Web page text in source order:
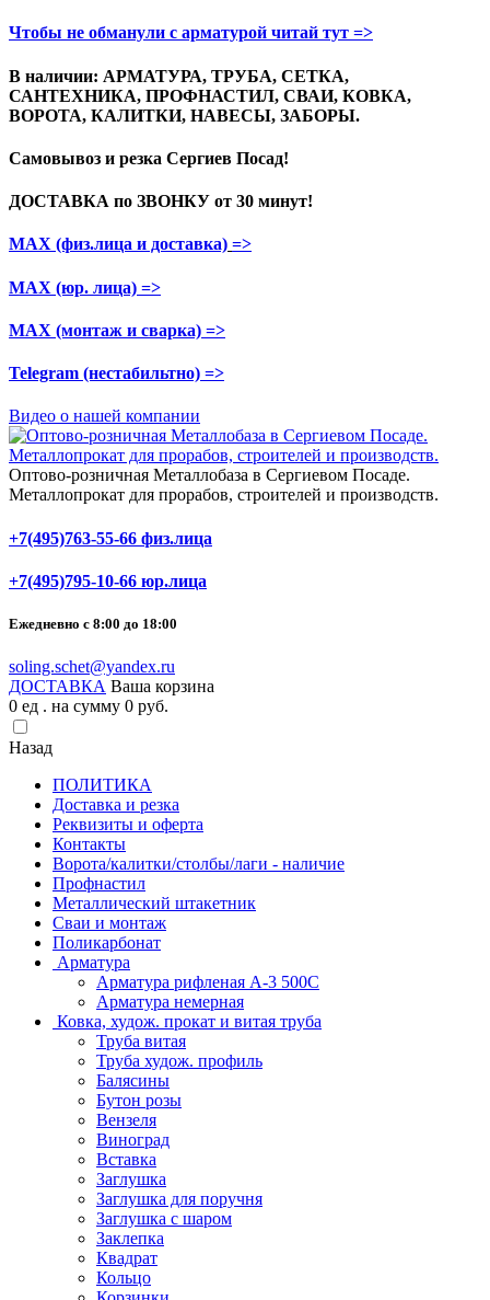
Чтобы не обманули с арматурой читай тут =>
В наличии: АРМАТУРА, ТРУБА, СЕТКА,
САНТЕХНИКА, ПРОФНАСТИЛ, СВАИ, КОВКА,
ВОРОТА, КАЛИТКИ, НАВЕСЫ, ЗАБОРЫ.
Самовывоз и резка Сергиев Посад!
ДОСТАВКА по ЗВОНКУ от 30 минут!
МАХ (физ.лица и доставка) =>
МАХ (юр. лица) =>
МАХ (монтаж и сварка) =>
Telegram (нестабильтно) =>
Видео о нашей компании
Оптово-розничная Металлобаза в Сергиевом Посаде.
Металлопрокат для прорабов, строителей и производств.
+7(495)763-55-66 физ.лица
+7(495)795-10-66 юр.лица
Ежедневно с 8:00 до 18:00
soling.schet@yandex.ru
ДОСТАВКА Ваша корзина
0 ед . на сумму 0 pуб.
Назад
ПОЛИТИКА
Доставка и резка
Реквизиты и оферта
Контакты
Ворота/калитки/столбы/лаги - наличие
Профнастил
Металлический штакетник
Сваи и монтаж
Поликарбонат
Арматура
Арматура рифленая А-3 500С
Арматура немерная
Ковка, худож. прокат и витая труба
Труба витая
Труба худож. профиль
Балясины
Бутон розы
Вензеля
Виноград
Вставка
Заглушка
Заглушка для поручня
Заглушка с шаром
Заклепка
Квадрат
Кольцо